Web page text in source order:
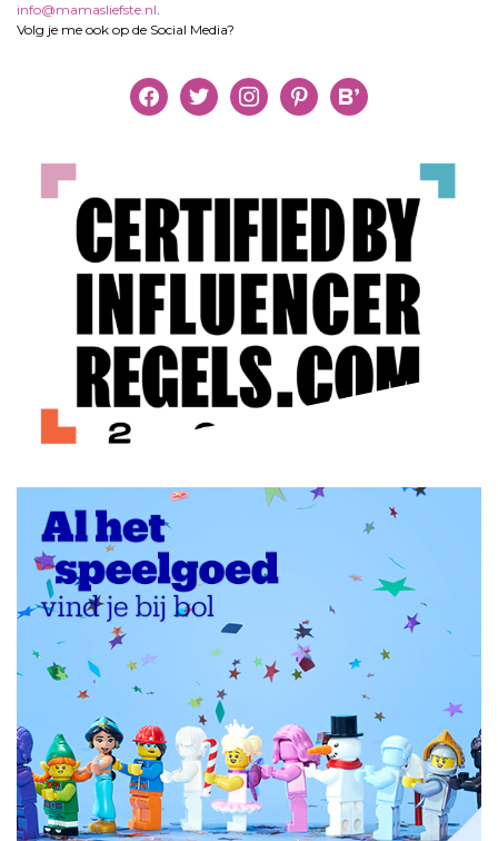
info@mamasliefste.nl.
Volg je me ook op de Social Media?
facebooktwitter instagrampinterestbloglovin